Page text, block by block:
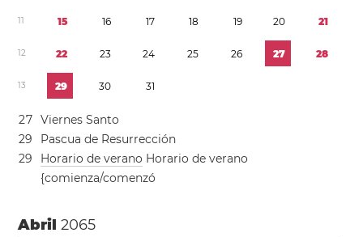
11 15 16 17 18 19 20 21
12 22 23 24 25 26 27 28
13 29 30 31
27 Viernes Santo
29
Pascua de Resurrección
29 Horario de verano Horario de verano
{comienza/comenzó
Abril2065